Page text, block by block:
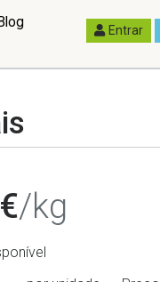
Entrar
/kg